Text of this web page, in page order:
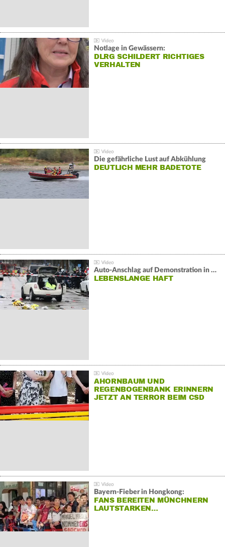
Notlage in Gewässern:
DLRG SCHILDERT RICHTIGES
VERHALTEN
Die gefährliche Lust auf Abkühlung
DEUTLICH MEHR BADETOTE
Auto-Anschlag auf Demonstration in München:
LEBENSLANGE HAFT
AHORNBAUM UND
REGENBOGENBANK ERINNERN
JETZT AN TERROR BEIM CSD
Bayern-Fieber in Hongkong:
FANS BEREITEN MÜNCHNERN
LAUTSTARKEN…